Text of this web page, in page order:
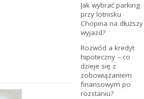
Jak wybrać parking
przy lotnisku
Chopina na dłuższy
wyjazd?
Rozwód a kredyt
hipoteczny – co
dzieje się z
zobowiązaniem
finansowym po
rozstaniu?